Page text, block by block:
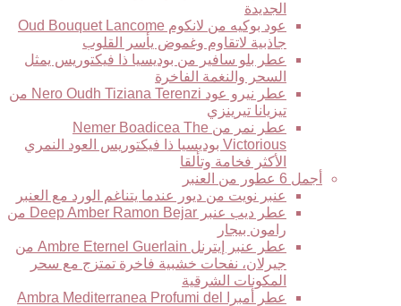
الجديدة
عود بوكيه من لانكوم Oud Bouquet Lancome
جاذبية لاتقاوم وغموض يأسر القلوب
عطر بلو سافير من بوديسيا ذا فيكتوريس يمثل
السحر والنغمة الفاخرة
عطر نيرو عود Nero Oudh Tiziana Terenzi من
تيزيانا تيرينزي
عطر نمر من Nemer Boadicea The
Victorious بوديسيا ذا فيكتوريس العود النمري
الأكثر فخامة وتألقا
أجمل 6 عطور من العنبر
عنبر نويت من ديور عندما يتناغم الورد مع العنبر
عطر ديب عنبر Deep Amber Ramon Bejar من
رامون بيجار
عطر عنبر إيترنل Ambre Eternel Guerlain من
جيرلان، نفحات خشبية فاخرة تمتزج مع سحر
المكونات الشرقية
عطر أمبرا Ambra Mediterranea Profumi del